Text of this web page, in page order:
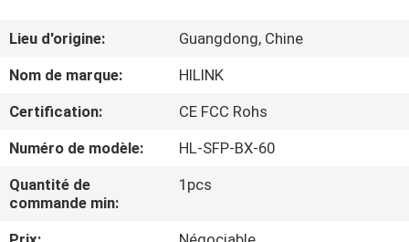
DE
NOUS
VISITE
DE
L'USINE
Lieu d'origine:
Guangdong, Chine
Nom de marque:
HILINK
Certification:
CE FCC Rohs
Numéro de modèle:
HL-SFP-BX-60
Quantité de
commande min:
1pcs